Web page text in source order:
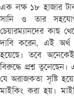
এক লক্ষ ১৮ হাজার
সানি ও তার
চেয়ারম্যানদের কাছ
দাবি করেন, এই অর্থ
হয়েছে। তবে
বিরুদ্ধে প্রশ্ন
যে অরাজকতা সৃষ্টি
মাইকিং করা হয়।